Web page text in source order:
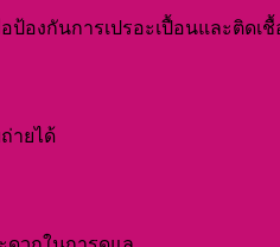
องกันการเปรอะเปื้อนและติดเชื้
ายได้